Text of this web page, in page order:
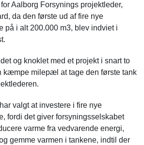
Aalborg Forsynings projektleder,
da den første ud af fire nye
på i alt 200.000 m3, blev indviet i
og knoklet med et projekt i snart to
kæmpe milepæl at tage den første tank
valgt at investere i fire nye
fordi det giver forsyningsselskabet
varme fra vedvarende energi,
gemme varmen i tankene, indtil der